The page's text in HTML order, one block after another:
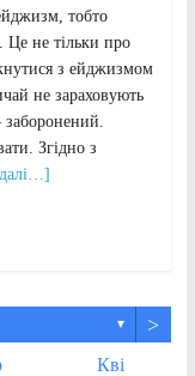
тобто
Це не тільки про
з ейджизмом
не зараховують
Згідно з
▼ >
Кві